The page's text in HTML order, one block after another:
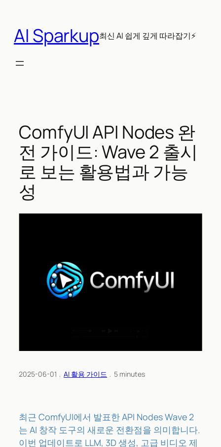
AI Sparkup최신 AI 쉽게 깊게 따라잡기⚡
ComfyUI API Nodes 완
전 가이드: Wave 2 출시
로 보는 활용법과 가능
성
2025-06-01 ﹒ AI 활용 가이드 ﹒ 5 minutes
최근 ComfyUI에서 발표한 API Nodes Wave 2
는 AI 창작 도구의 새로운 전환점을 의미합니다.
이번 업데이트로 LLM, 3D 생성, 고급 비디오 제